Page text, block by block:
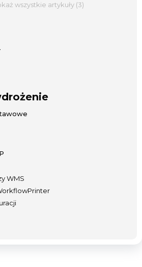
wszystkie artykuły (3)
WMS